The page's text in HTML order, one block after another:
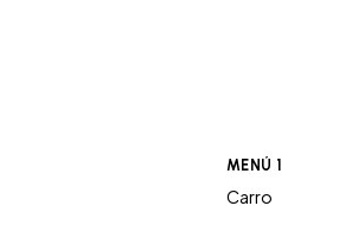
MENÚ 1
Carro